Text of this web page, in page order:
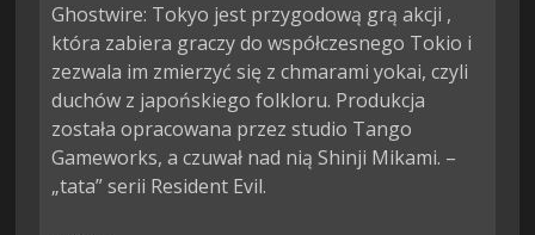
Ghostwire: Tokyo jest przygodową grą akcji ,
która zabiera graczy do współczesnego Tokio i
zezwala im zmierzyć się z chmarami yokai, czyli
duchów z japońskiego folkloru. Produkcja
została opracowana przez studio Tango
Gameworks, a czuwał nad nią Shinji Mikami. –
„tata” serii Resident Evil.